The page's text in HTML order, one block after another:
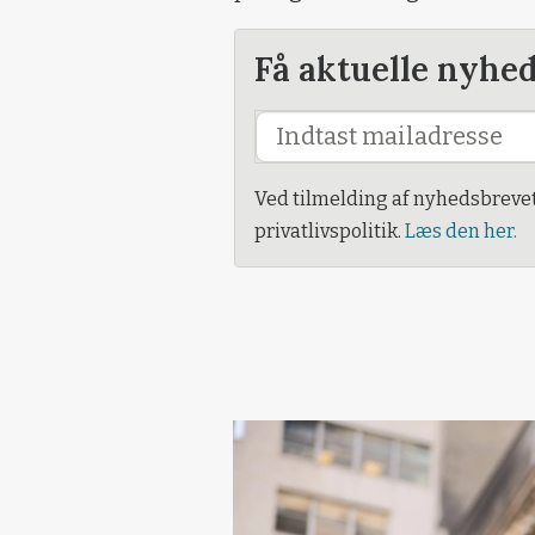
Få aktuelle
Ved tilmelding af
privatlivspolitik. Læs den her.